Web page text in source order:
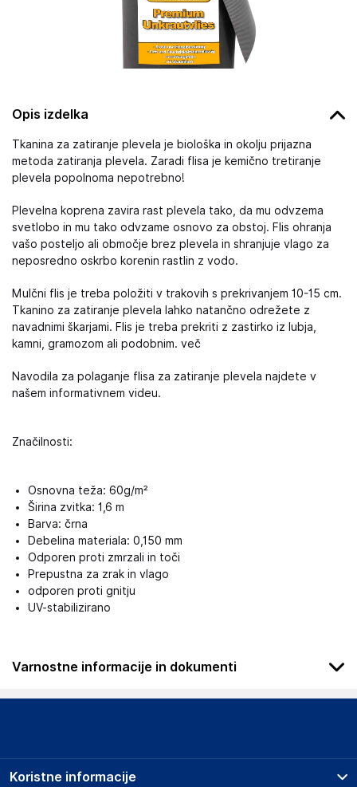
Opis izdelka
Tkanina za zatiranje plevela je biološka in okolju prijazna
metoda zatiranja plevela. Zaradi flisa je kemično tretiranje
plevela popolnoma nepotrebno!
Plevelna koprena zavira rast plevela tako, da mu odvzema
svetlobo in mu tako odvzame osnovo za obstoj. Flis ohranja
vašo posteljo ali območje brez plevela in shranjuje vlago za
neposredno oskrbo korenin rastlin z vodo.
Mulčni flis je treba položiti v trakovih s prekrivanjem 10-15 cm.
Tkanino za zatiranje plevela lahko natančno odrežete z
navadnimi škarjami. Flis je treba prekriti z zastirko iz lubja,
kamni, gramozom ali podobnim. več
Navodila za polaganje flisa za zatiranje plevela najdete v
našem informativnem videu.
Značilnosti:
Osnovna teža: 60g/m²
Širina zvitka: 1,6 m
Barva: črna
Debelina materiala: 0,150 mm
Odporen proti zmrzali in toči
Prepustna za zrak in vlago
odporen proti gnitju
UV-stabilizirano
Varnostne informacije in dokumenti
Podatki o proizvajalcu
Aquagart Trading GmbH
Koristne informacije